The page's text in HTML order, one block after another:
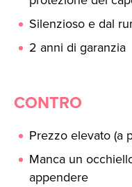
Silenzioso e dal
2 anni di garanzia
CONTRO
Prezzo elevato (a
Manca un
appendere